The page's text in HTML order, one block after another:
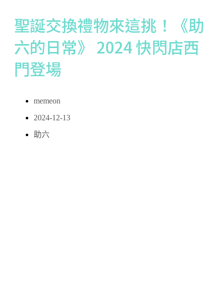
聖誕交換禮物來這挑！《助
六的日常》 2024 快閃店西
門登場
memeon
2024-12-13
助六